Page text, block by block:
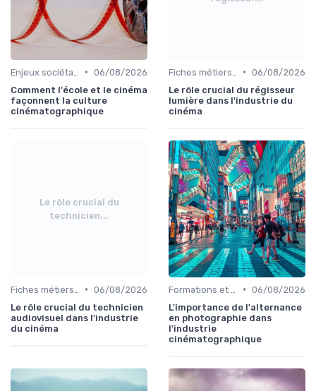
• 06/08/2026
Comment l'école et le cinéma
façonnent la culture
cinématographique
• 06/08/2026
Le rôle crucial du régisseur
lumière dans l'industrie du
cinéma
Le rôle crucial du
technicien...
• 06/08/2026
Le rôle crucial du technicien
audiovisuel dans l'industrie
du cinéma
• 06/08/2026
L'importance de l'alternance
en photographie dans
l'industrie
cinématographique